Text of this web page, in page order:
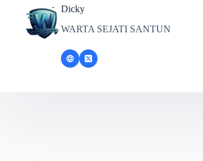
Dicky
WARTA SEJATI SANTUN